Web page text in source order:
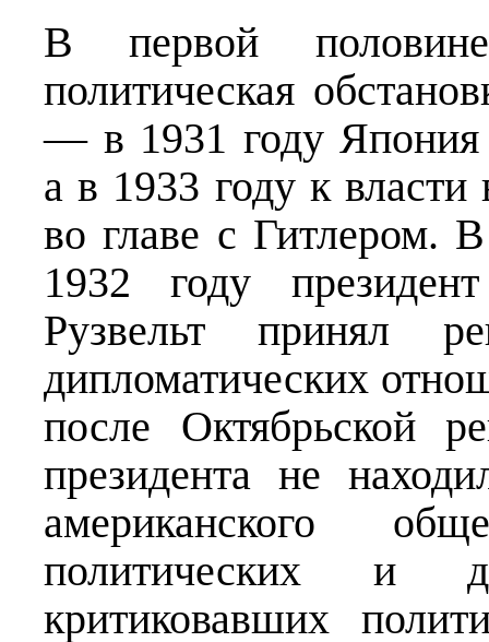
В первой
политическая
— в 1931 году
а в 1933 году к
во главе с Гитлером.
1932 году
Рузвельт принял
дипломатических
после Октябрьской
президента не
американского
политических и
критиковавших